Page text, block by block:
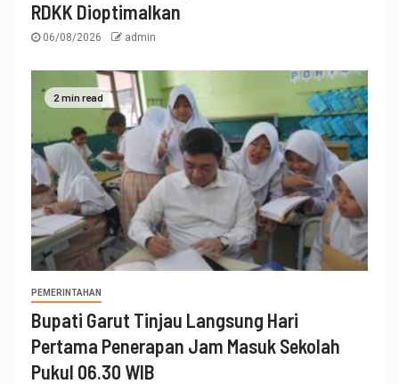
RDKK Dioptimalkan
06/08/2026 admin
2 min read
PEMERINTAHAN
Bupati Garut Tinjau Langsung Hari
Pertama Penerapan Jam Masuk Sekolah
Pukul 06.30 WIB